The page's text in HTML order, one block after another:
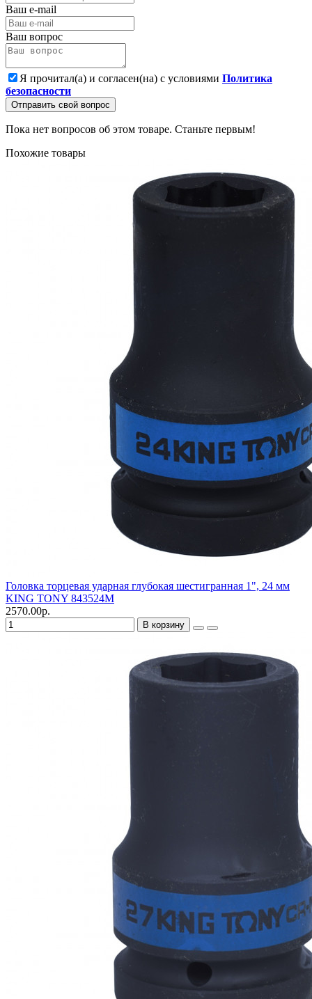
Ваш e-mail
Ваш вопрос
Я прочитал(а) и согласен(на) с условиями Политика
безопасности
Отправить свой вопрос
Пока нет вопросов об этом товаре. Станьте первым!
Похожие товары
Головка торцевая ударная глубокая шестигранная 1", 24 мм
KING TONY 843524M
2570.00р.
В корзину